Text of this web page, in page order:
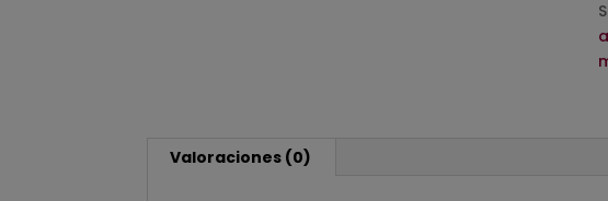
Valoraciones (0)